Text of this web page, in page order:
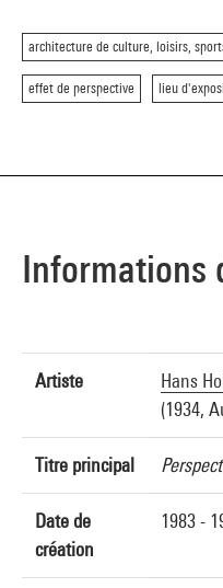
architecture de culture, loisirs,
effet de perspective lieu
Informations
Artiste
Hans
(1934,
Titre principal
Date de
création
1983 -